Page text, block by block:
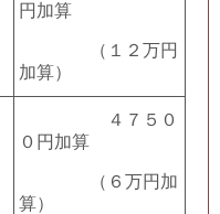
円加算
（１２万円
加算）
４７５０
０円加算
（６万円加
算）